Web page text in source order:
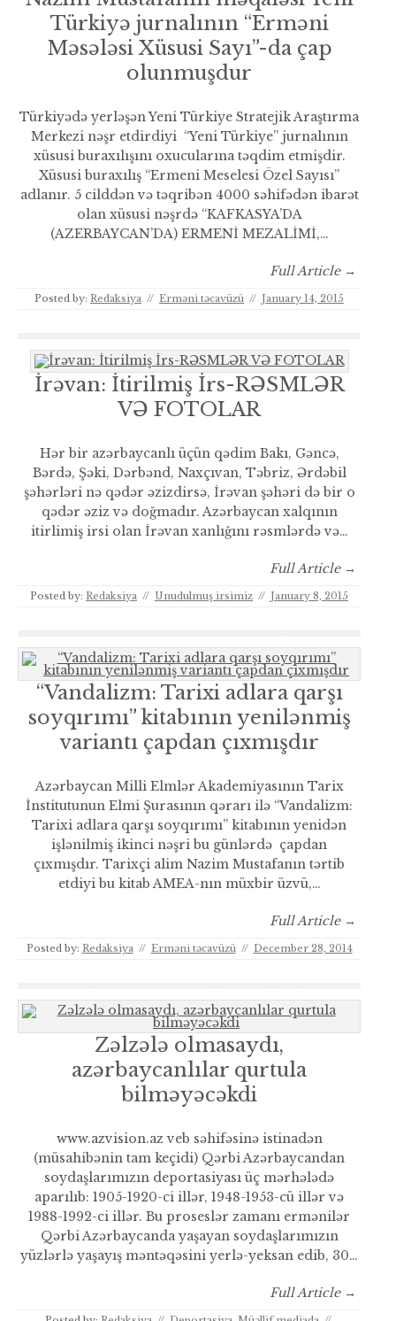
Türkiyə jurnalının “Erməni
Məsələsi Xüsusi Sayı”-da çap
olunmuşdur
Türkiyədə yerləşən Yeni Türkiye Stratejik Araştırma
Merkezi nəşr etdirdiyi “Yeni Türkiye” jurnalının
xüsusi buraxılışını oxucularına təqdim etmişdir.
Xüsusi buraxılış “Ermeni Meselesi Özel Sayısı”
adlanır. 5 cilddən və təqribən 4000 səhifədən ibarət
olan xüsusi nəşrdə “KAFKASYA’DA
(AZERBAYCAN’DA) ERMENİ MEZALİMİ,…
Full Article →
Posted by: Redaksiya // Erməni təcavüzü // January 14, 2015
İrəvan: İtirilmiş İrs-RƏSMLƏR
VƏ FOTOLAR
Hər bir azərbaycanlı üçün qədim Bakı, Gəncə,
Bərdə, Şəki, Dərbənd, Naxçıvan, Təbriz, Ərdəbil
şəhərləri nə qədər əzizdirsə, İrəvan şəhəri də bir o
qədər əziz və doğmadır. Azərbaycan xalqının
itirlimiş irsi olan İrəvan xanlığını rəsmlərdə və…
Full Article →
Posted by: Redaksiya // Unudulmuş irsimiz // January 8, 2015
“Vandalizm: Tarixi adlara qarşı
soyqırımı” kitabının yenilənmiş
variantı çapdan çıxmışdır
Azərbaycan Milli Elmlər Akademiyasının Tarix
İnstitutunun Elmi Şurasının qərarı ilə “Vandalizm:
Tarixi adlara qarşı soyqırımı” kitabının yenidən
işlənilmiş ikinci nəşri bu günlərdə çapdan
çıxmışdır. Tarixçi alim Nazim Mustafanın tərtib
etdiyi bu kitab AMEA-nın müxbir üzvü,…
Full Article →
Posted by: Redaksiya // Erməni təcavüzü // December 28, 2014
Zəlzələ olmasaydı,
azərbaycanlılar qurtula
bilməyəcəkdi
www.azvision.az veb səhifəsinə istinadən
(müsahibənin tam keçidi) Qərbi Azərbaycandan
soydaşlarımızın deportasiyası üç mərhələdə
aparılıb: 1905-1920-ci illər, 1948-1953-cü illər və
1988-1992-ci illər. Bu proseslər zamanı ermənilər
Qərbi Azərbaycanda yaşayan soydaşlarımızın
yüzlərlə yaşayış məntəqəsini yerlə-yeksan edib, 30…
Full Article →